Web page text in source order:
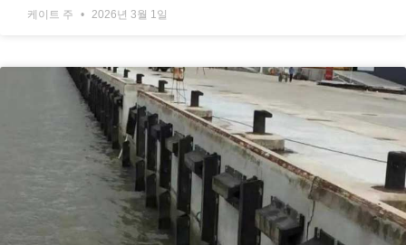
케이트 주 2026년 3월 1일